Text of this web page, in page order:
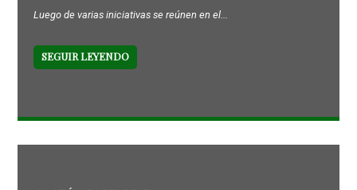
Luego de varias iniciativas se reúnen en el...
SEGUIR LEYENDO